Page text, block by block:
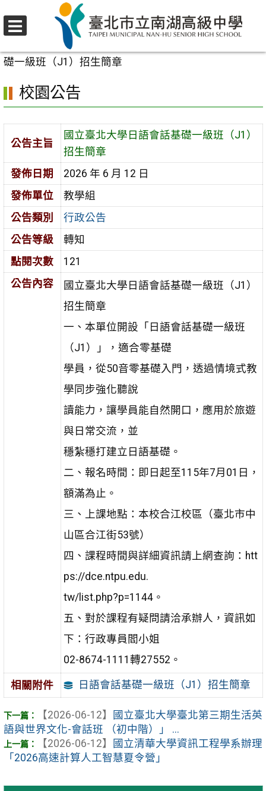
至
要
區
校園公告
礎一級班（J1）招生簡章
校園公告
公告主旨
國立臺北大學日語會話基礎一級班（J1）
招生簡章
發佈日期
2026 年 6 月 12 日
發佈單位
教學組
公告類別
行政公告
公告等級
轉知
點閱次數
121
公告內容
國立臺北大學日語會話基礎一級班（J1）
招生簡章
一、本單位開設「日語會話基礎一級班
（J1）」，適合零基礎
學員，從50音零基礎入門，透過情境式教
學同步強化聽說
讀能力，讓學員能自然開口，應用於旅遊
與日常交流，並
穩紮穩打建立日語基礎。
二、報名時間：即日起至115年7月01日，
額滿為止。
三、上課地點：本校合江校區（臺北市中
山區合江街53號）
四、課程時間與詳細資訊請上網查詢：htt
ps://dce.ntpu.edu.
tw/list.php?p=1144。
五、對於課程有疑問請洽承辦人，資訊如
下：行政專員閻小姐
02-8674-1111轉27552。
相關附件 日語會話基礎一級班（J1）招生簡章
【2026-06-12】
國立臺北大學臺北第三期生活英
語與世界文化-會話班 （初中階）」 ...
【2026-06-12】
國立清華大學資訊工程學系辦理
「2026高速計算人工智慧夏令營」
選
單